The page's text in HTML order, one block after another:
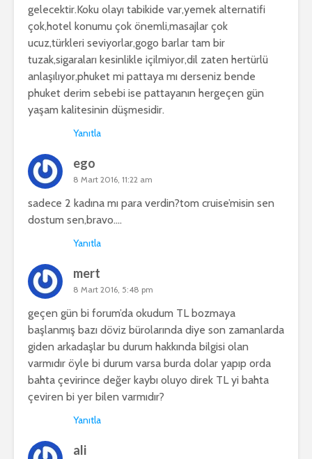
gelecektir.Koku olayı tabikide var,yemek alternatifi
çok,hotel konumu çok önemli,masajlar çok
ucuz,türkleri seviyorlar,gogo barlar tam bir
tuzak,sigaraları kesinlikle içilmiyor,dil zaten hertürlü
anlaşılıyor,phuket mi pattaya mı derseniz bende
phuket derim sebebi ise pattayanın hergeçen gün
yaşam kalitesinin düşmesidir.
Yanıtla
ego
8 Mart 2016, 11:22 am
sadece 2 kadına mı para verdin?tom cruise’misin sen
dostum sen,bravo….
Yanıtla
mert
8 Mart 2016, 5:48 pm
geçen gün bi forum’da okudum TL bozmaya
başlanmış bazı döviz bürolarında diye son zamanlarda
giden arkadaşlar bu durum hakkında bilgisi olan
varmıdır öyle bi durum varsa burda dolar yapıp orda
bahta çevirince değer kaybı oluyo direk TL yi bahta
çeviren bi yer bilen varmıdır?
Yanıtla
ali